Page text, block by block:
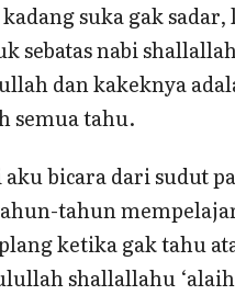
suka gak
sebatas nabi
dan kakeknya
semua tahu.
aku bicara dari sudut
tahun
ketika gak tahu
shallallahu